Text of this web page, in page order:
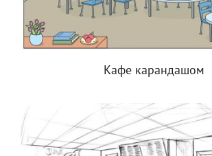
Кафе карандашом